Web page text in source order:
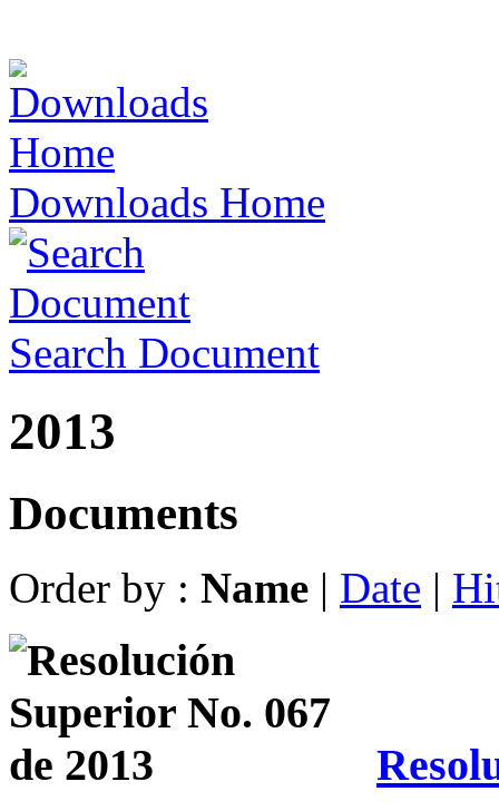
Downloads Home
Search Document
2013
Documents
Order by : Name | Date |